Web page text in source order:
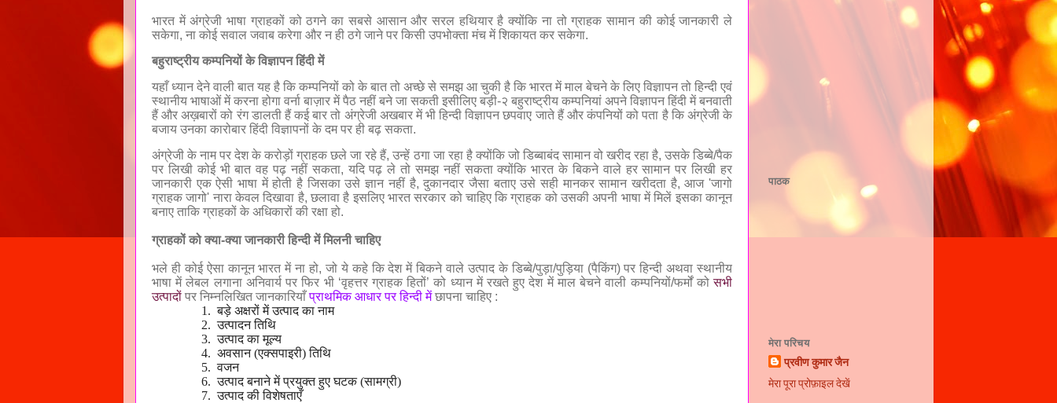
भारत में अंग्रेजी भाषा ग्राहकों को ठगने का सबसे आसान और सरल हथियार है क्योंकि ना तो ग्राहक सामान की कोई जानकारी ले
सकेगा, ना कोई सवाल जवाब करेगा और न ही ठगे जाने पर किसी उपभोक्ता मंच में शिकायत कर सकेगा.
बहुराष्ट्रीय कम्पनियों के विज्ञापन हिंदी में
यहाँ ध्यान देने वाली बात यह है कि कम्पनियों को के बात तो अच्छे से समझ आ चुकी है कि भारत में माल बेचने के लिए विज्ञापन तो हिन्दी एवं
स्थानीय भाषाओं में करना होगा वर्ना बाज़ार में पैठ नहीं बने जा सकती इसीलिए बड़ी-२ बहुराष्ट्रीय कम्पनियां अपने विज्ञापन हिंदी में बनवाती
हैं और अख़बारों को रंग डालती हैं कई बार तो अंग्रेजी अखबार में भी हिन्दी विज्ञापन छपवाए जाते हैं और कंपनियों को पता है कि अंग्रेजी के
बजाय उनका कारोबार हिंदी विज्ञापनों के दम पर ही बढ़ सकता.
अंग्रेजी के नाम पर देश के करोड़ों ग्राहक छले जा रहे हैं,उन्हें ठगा जा रहा है क्योंकि जो डिब्बाबंद सामान वो खरीद रहा है, उसके डिब्बे/पैक
पर लिखी कोई भी बात वह पढ़ नहीं सकता, यदि पढ़ ले तो समझ नहीं सकता क्योंकि भारत के बिकने वाले हर सामान पर लिखी हर
जानकारी एक ऐसी भाषा में होती है जिसका उसे ज्ञान नहीं है,दुकानदार जैसा बताए उसे सही मानकर सामान खरीदता है,आज 'जागो
ग्राहक जागो' नारा केवल दिखावा है, छलावा है इसलिए भारत सरकार को चाहिए कि ग्राहक को उसकी अपनी भाषा में मिलें इसका कानून
बनाए ताकि ग्राहकों के अधिकारों की रक्षा हो.
ग्राहकों को क्या-क्या जानकारी हिन्दी में मिलनी चाहिए
भले ही कोई ऐसा कानून भारत में ना हो, जो ये कहे कि देश में बिकने वाले उत्पाद के डिब्बे/पुड़ा/पुड़िया (पैकिंग) पर हिन्दी अथवा स्थानीय
भाषा में लेबल लगाना अनिवार्य पर फिर भी ‘वृहत्तर ग्राहक हितों’ को ध्यान में रखते हुए देश में माल बेचने वाली कम्पनियों/फर्मों कोसभी
उत्पादों पर निम्नलिखित जानकारियाँ प्राथमिक आधार पर हिन्दी में छापना चाहिए :
1. बड़े अक्षरों में उत्पाद का नाम
2. उत्पादन तिथि
3. उत्पाद का मूल्य
4. अवसान (एक्सपाइरी) तिथि
5. वजन
6. उत्पाद बनाने में प्रयुक्त हुए घटक (सामग्री)
7. उत्पाद की विशेषताएँ
पाठक
मेरा परिचय
प्रवीण कुमार जैन
मेरा पूरा प्रोफ़ाइल देखें